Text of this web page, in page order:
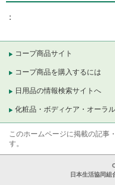
コープ商品サイト
コープ商品を購入するには
日用品の情報検索サイトへ
化粧品・ボディケア・オーラ
このホームページに掲載の記事
す。
日本生活協同